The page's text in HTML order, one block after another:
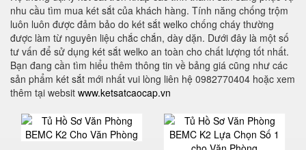
nhu cầu tìm mua két sắt của khách hàng. Tính năng chống trộm
luôn luôn được đảm bảo do két sắt welko chống cháy thường
được làm từ nguyên liệu chắc chắn, dày dặn. Dưới đây là một số
tư vấn để sử dụng két sắt welko an toàn cho chất lượng tốt nhất.
Bạn đang cần tìm hiểu thêm thông tin về bảng giá cũng như các
sản phẩm két sắt mới nhất vui lòng liên hệ 0982770404 hoặc xem
thêm tại websit www.ketsatcaocap.vn